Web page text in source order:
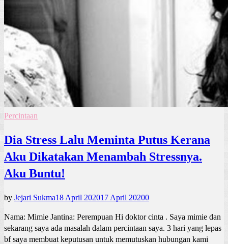
Percintaan
Dia Stress Lalu Meminta Putus Kerana
Aku Dikatakan Menambah Stressnya.
Aku Buntu!
by Jejari Sukma18 April 202017 April 20200
Nama: Mimie Jantina: Perempuan Hi doktor cinta . Saya mimie dan
sekarang saya ada masalah dalam percintaan saya. 3 hari yang lepas
bf saya membuat keputusan untuk memutuskan hubungan kami